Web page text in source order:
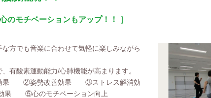
のモチベーションもアップ！！ ］
方でも音楽に合わせて気軽に楽しみながら
有酸素運動能力/心肺機能が高まります。
効果 ②姿勢改善効果 ③ストレス解消効
⑤心のモチベーション向上